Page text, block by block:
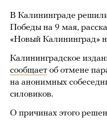
В Калининграде
Победы на 9 мая,
«Новый Калининград»
Калининградское
сообщает об отмене
на анонимных
силовиков.
О причинах этого